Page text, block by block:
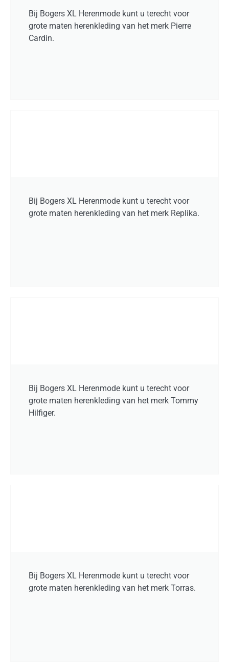
Bij Bogers XL Herenmode kunt u terecht voor
grote maten herenkleding van het merk Pierre
Cardin.
Bij Bogers XL Herenmode kunt u terecht voor
grote maten herenkleding van het merk Replika.
Bij Bogers XL Herenmode kunt u terecht voor
grote maten herenkleding van het merk Tommy
Hilfiger.
Bij Bogers XL Herenmode kunt u terecht voor
grote maten herenkleding van het merk Torras.